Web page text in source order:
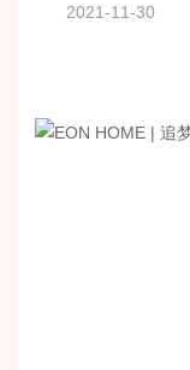
2021-11-30